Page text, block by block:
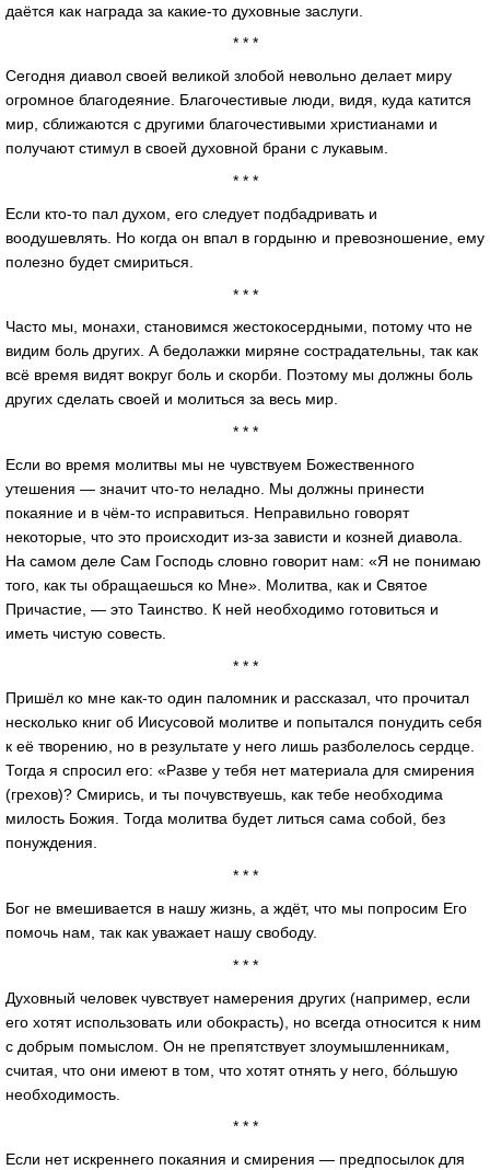
даётся как награда за какие-то духовные заслуги.
* * *
Сегодня диавол своей великой злобой невольно делает миру
огромное благодеяние. Благочестивые люди, видя, куда катится
мир, сближаются с другими благочестивыми христианами и
получают стимул в своей духовной брани с лукавым.
* * *
Если кто-то пал духом, его следует подбадривать и
воодушевлять. Но когда он впал в гордыню и превозношение, ему
полезно будет смириться.
* * *
Часто мы, монахи, становимся жестокосердными, потому что не
видим боль других. А бедолажки миряне сострадательны, так как
всё время видят вокруг боль и скорби. Поэтому мы должны боль
других сделать своей и молиться за весь мир.
* * *
Если во время молитвы мы не чувствуем Божественного
утешения — значит что-то неладно. Мы должны принести
покаяние и в чём-то исправиться. Неправильно говорят
некоторые, что это происходит из-за зависти и козней диавола.
На самом деле Сам Господь словно говорит нам: «Я не понимаю
того, как ты обращаешься ко Мне». Молитва, как и Святое
Причастие, — это Таинство. К ней необходимо готовиться и
иметь чистую совесть.
* * *
Пришёл ко мне как-то один паломник и рассказал, что прочитал
несколько книг об Иисусовой молитве и попытался понудить себя
к её творению, но в результате у него лишь разболелось сердце.
Тогда я спросил его: «Разве у тебя нет материала для смирения
(грехов)? Смирись, и ты почувствуешь, как тебе необходима
милость Божия. Тогда молитва будет литься сама собой, без
понуждения.
* * *
Бог не вмешивается в нашу жизнь, а ждёт, что мы попросим Его
помочь нам, так как уважает нашу свободу.
* * *
Духовный человек чувствует намерения других (например, если
его хотят использовать или обокрасть), но всегда относится к ним
с добрым помыслом. Он не препятствует злоумышленникам,
считая, что они имеют в том, что хотят отнять у него, бóльшую
необходимость.
* * *
Если нет искреннего покаяния и смирения — предпосылок для